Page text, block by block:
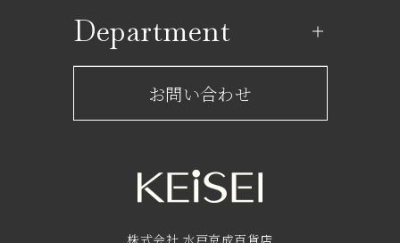
レストラン一覧
ショップからのお知らせ
フロアガイド
Department
サービスのご案内
京成友の会
お問い合わせ
株式会社 水戸京成百貨店